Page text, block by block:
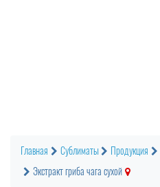
Главная Сублиматы Продукция
Экстракт гриба чага сухой